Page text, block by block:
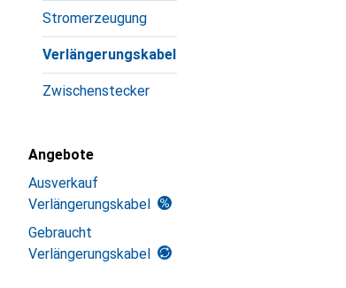
Stromerzeugung
Verlängerungskabel
Zwischenstecker
Angebote
Ausverkauf
Verlängerungskabel
Gebraucht
Verlängerungskabel